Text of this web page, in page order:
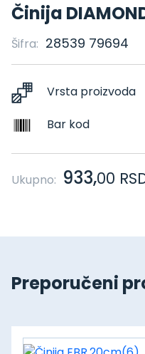
Činija
Šifra: 28539 79694
Vrsta proizvoda
Bar kod
Ukupno: 933,00
Preporučeni